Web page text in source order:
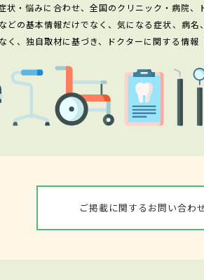
状・悩みに合わせ、全国のクリニック・病院
の基本情報だけでなく、気になる症状、病
く、独自取材に基づき、ドクターに関する情報
ご掲載に関するお問い合わ